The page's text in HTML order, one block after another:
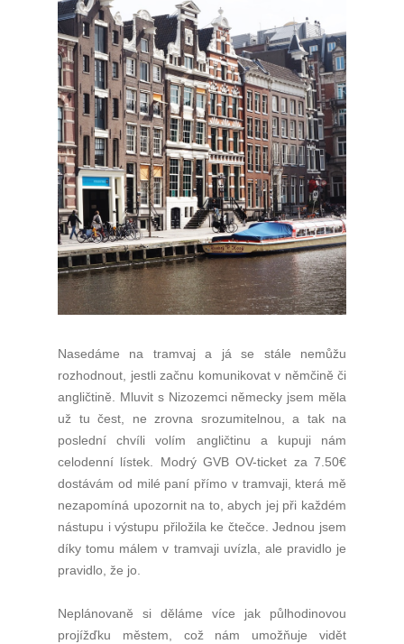
Nasedáme na tramvaj a já se stále nemůžu
rozhodnout, jestli začnu komunikovat v němčině či
angličtině. Mluvit s Nizozemci německy jsem měla
už tu čest, ne zrovna srozumitelnou, a tak na
poslední chvíli volím angličtinu a kupuji nám
celodenní lístek. Modrý GVB OV-ticket za 7.50€
dostávám od milé paní přímo v tramvaji, která mě
nezapomíná upozornit na to, abych jej při každém
nástupu i výstupu přiložila ke čtečce. Jednou jsem
díky tomu málem v tramvaji uvízla, ale pravidlo je
pravidlo, že jo.
Neplánovaně si děláme více jak půlhodinovou
projížďku městem, což nám umožňuje vidět